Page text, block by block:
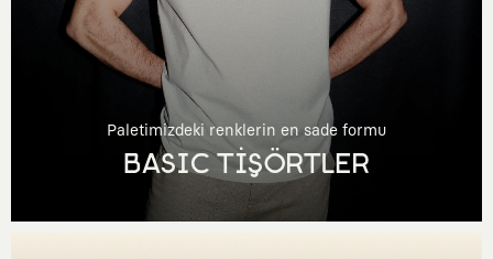
Paletimizdeki renklerin en sade formu
BASIC TİŞÖRTLER